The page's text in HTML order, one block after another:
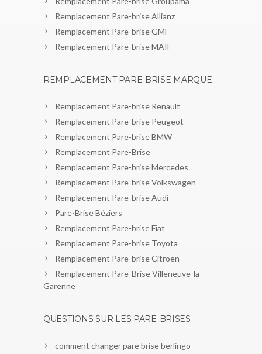
Remplacement Pare-brise Allianz
Remplacement Pare-brise GMF
Remplacement Pare-brise MAIF
REMPLACEMENT PARE-BRISE MARQUE
Remplacement Pare-brise Renault
Remplacement Pare-brise Peugeot
Remplacement Pare-brise BMW
Remplacement Pare-Brise
Remplacement Pare-brise Mercedes
Remplacement Pare-brise Volkswagen
Remplacement Pare-brise Audi
Pare-Brise Béziers
Remplacement Pare-brise Fiat
Remplacement Pare-brise Toyota
Remplacement Pare-brise Citroen
Remplacement Pare-Brise Villeneuve-la-
Garenne
QUESTIONS SUR LES PARE-BRISES
comment changer pare brise berlingo